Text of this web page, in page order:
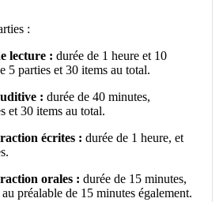
:
lecture : durée de 1 heure et 10
5 parties et 30 items au total.
: durée de 40 minutes,
et 30 items au total.
écrites : durée de 1 heure, et
orales : durée de 15 minutes,
préalable de 15 minutes également.